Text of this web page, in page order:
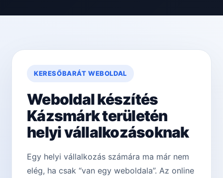
KERESŐBARÁT WEBOLDAL
Weboldal készítés
Kázsmárk területén
helyi vállalkozásoknak
Egy helyi vállalkozás számára ma már nem
elég, ha csak “van egy weboldala”. Az online